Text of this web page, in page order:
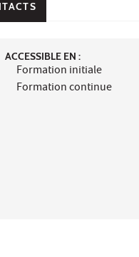
ACCESSIBLE EN :
Formation initiale
Formation continue